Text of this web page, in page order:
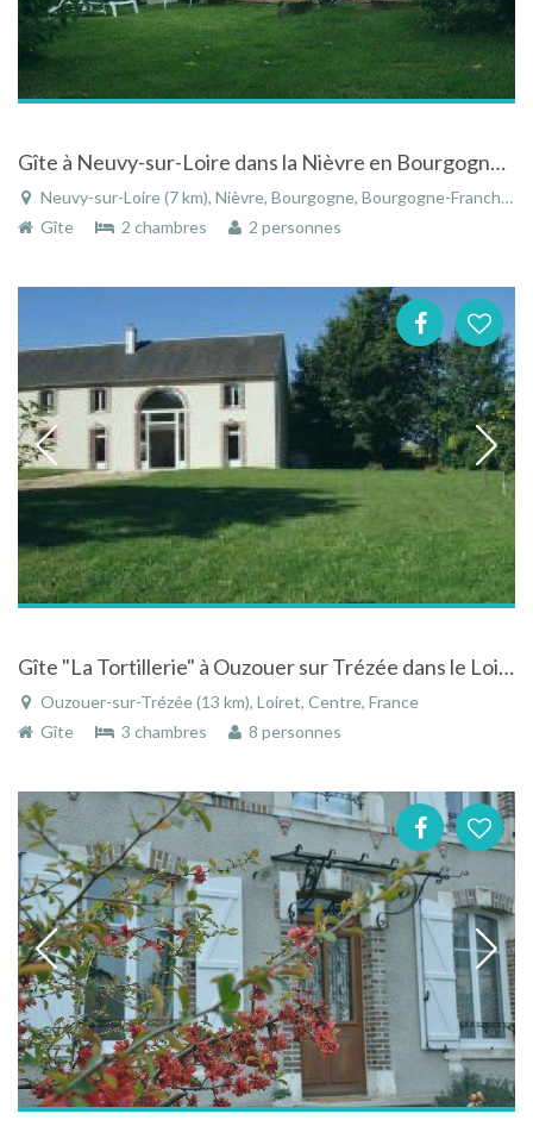
Gîte à Neuvy-sur-Loire dans la Nièvre en Bourgogne dans un hameau au calme
Neuvy-sur-Loire (7 km), Nièvre, Bourgogne, Bourgogne-Franche-Comté, France
Gîte
2 chambres 2 personnes
Gîte "La Tortillerie" à Ouzouer sur Trézée dans le Loiret dans le Centre
Ouzouer-sur-Trézée (13 km), Loiret, Centre, France
Gîte
3 chambres 8 personnes